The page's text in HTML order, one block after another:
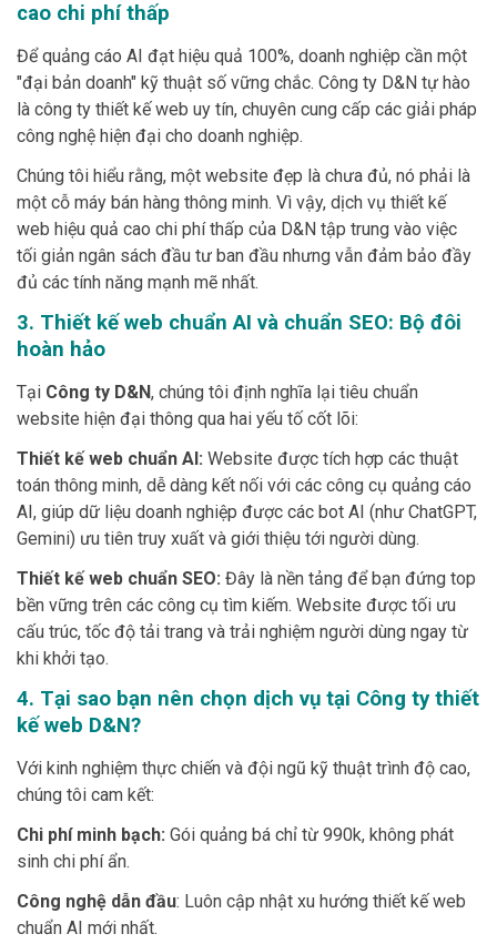
cao chi phí thấp
Để quảng cáo AI đạt hiệu quả 100%, doanh nghiệp cần một
"đại bản doanh" kỹ thuật số vững chắc. Công ty D&N tự hào
là công ty thiết kế web uy tín, chuyên cung cấp các giải pháp
công nghệ hiện đại cho doanh nghiệp.
Chúng tôi hiểu rằng, một website đẹp là chưa đủ, nó phải là
một cỗ máy bán hàng thông minh. Vì vậy, dịch vụ thiết kế
web hiệu quả cao chi phí thấp của D&N tập trung vào việc
tối giản ngân sách đầu tư ban đầu nhưng vẫn đảm bảo đầy
đủ các tính năng mạnh mẽ nhất.
3. Thiết kế web chuẩn AI và chuẩn SEO: Bộ đôi
hoàn hảo
Tại Công ty D&N, chúng tôi định nghĩa lại tiêu chuẩn
website hiện đại thông qua hai yếu tố cốt lõi:
Thiết kế web chuẩn AI: Website được tích hợp các thuật
toán thông minh, dễ dàng kết nối với các công cụ quảng cáo
AI, giúp dữ liệu doanh nghiệp được các bot AI (như ChatGPT,
Gemini) ưu tiên truy xuất và giới thiệu tới người dùng.
Thiết kế web chuẩn SEO: Đây là nền tảng để bạn đứng top
bền vững trên các công cụ tìm kiếm. Website được tối ưu
cấu trúc, tốc độ tải trang và trải nghiệm người dùng ngay từ
khi khởi tạo.
4. Tại sao bạn nên chọn dịch vụ tại Công ty thiết
kế web D&N?
Với kinh nghiệm thực chiến và đội ngũ kỹ thuật trình độ cao,
chúng tôi cam kết:
Chi phí minh bạch: Gói quảng bá chỉ từ 990k, không phát
sinh chi phí ẩn.
Công nghệ dẫn đầu: Luôn cập nhật xu hướng thiết kế web
chuẩn AI mới nhất.